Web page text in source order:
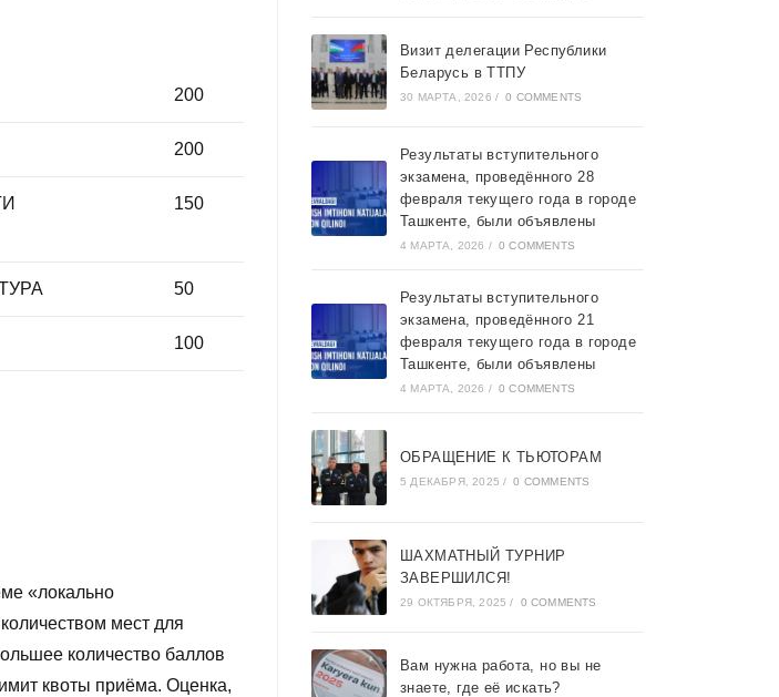
200
200
150
50
100
«локально
мест для
количество баллов
квоты приёма. Оценка,
Визит делегации Республики
Беларусь в ТТПУ
30 МАРТА, 2026 / 0 COMMENTS
Результаты вступительного
экзамена, проведённого 28
февраля текущего года в городе
Ташкентe, были объявлены
4 МАРТА, 2026 / 0 COMMENTS
Результаты вступительного
экзамена, проведённого 21
февраля текущего года в городе
Ташкентe, были объявлены
4 МАРТА, 2026 / 0 COMMENTS
ОБРАЩЕНИЕ К ТЬЮТОРАМ
5 ДЕКАБРЯ, 2025 / 0 COMMENTS
ШАХМАТНЫЙ ТУРНИР
ЗАВЕРШИЛСЯ!
29 ОКТЯБРЯ, 2025 / 0 COMMENTS
Вам нужна работа, но вы не
знаете, где её искать?